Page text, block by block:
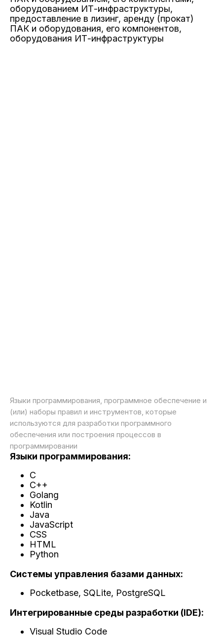
оборудованием ИТ-инфраструктуры,
предоставление в лизинг, аренду (прокат)
ПАК и оборудования, его компонентов,
оборудования ИТ-инфраструктуры
Языки программирования, программное обеспечение и
(или) наборы правил и инструментов, которые
используются для разработки программного
обеспечения или построения процессов в
программировании
Языки программирования:
C
C++
Golang
Kotlin
Java
JavaScript
CSS
HTML
Python
Системы управления базами данных:
Pocketbase, SQLite, PostgreSQL
Интегрированные среды разработки (IDE):
Visual Studio Code